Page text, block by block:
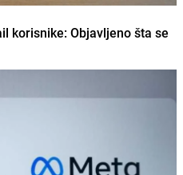
korisnike: Objavljeno šta se